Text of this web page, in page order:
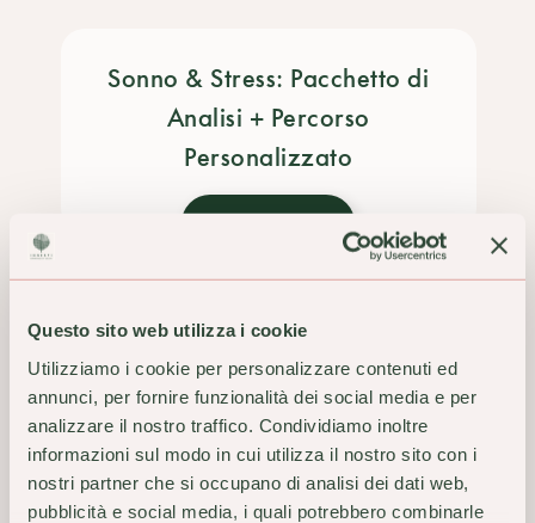
Questo sito web utilizza i cookie
Utilizziamo i cookie per personalizzare contenuti ed
annunci, per fornire funzionalità dei social media e per
analizzare il nostro traffico. Condividiamo inoltre
informazioni sul modo in cui utilizza il nostro sito con i
nostri partner che si occupano di analisi dei dati web,
pubblicità e social media, i quali potrebbero combinarle
Sonno & Stress: Pacchetto di
Analisi + Percorso
Personalizzato
SCOPRI
TI POTREBBERO
INTERESSARE ANCHE